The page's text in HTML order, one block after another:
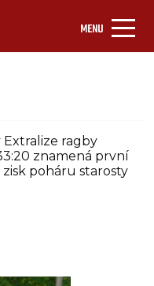
MENU
Extralize ragby
znamená první
poháru starosty